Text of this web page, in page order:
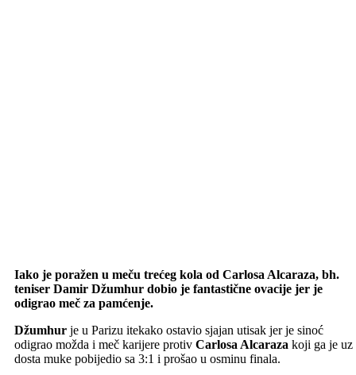
Iako je poražen u meču trećeg kola od Carlosa Alcaraza, bh.
teniser Damir Džumhur dobio je fantastične ovacije jer je
odigrao meč za pamćenje.
Džumhur je u Parizu itekako ostavio sjajan utisak jer je sinoć
odigrao možda i meč karijere protiv Carlosa Alcaraza koji ga je uz
dosta muke pobijedio sa 3:1 i prošao u osminu finala.